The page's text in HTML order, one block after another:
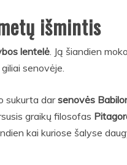
išmintis
lentelė . Ją šiandien
senovėje.
sukurta darsenovės
graikų filosofas
kai kuriose šalyse